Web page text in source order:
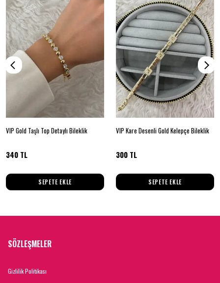
VIP Gold Taşlı Top Detaylı Bileklik
340 TL
SEPETE EKLE
VIP Kare Desenli Gold Kelepçe Bileklik
300 TL
SEPETE EKLE
SÖZLEŞMELER
Gizlilik Politikası